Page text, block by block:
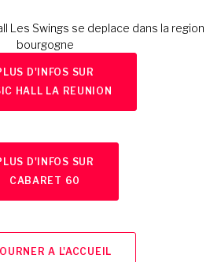
Les Swings se deplace dans la region
bourgogne
D'INFOS SUR
HALL LA REUNION
D'INFOS SUR
CABARET 60
A L'ACCUEIL